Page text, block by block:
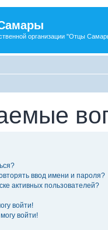
организации "Отцы
ввод имени и пароля?
активных пользователей?
войти!
войти!